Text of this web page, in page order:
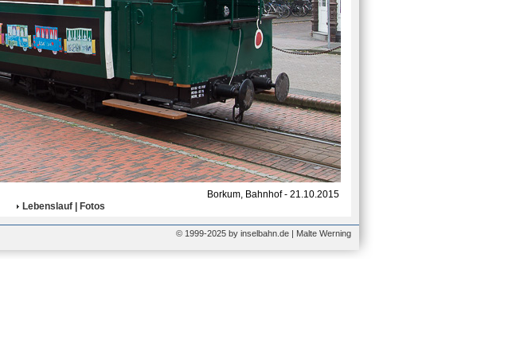
Borkum, Bahnhof - 21.10.2015
Lebenslauf | Fotos
© 1999-2025 by inselbahn.de | Malte Werning